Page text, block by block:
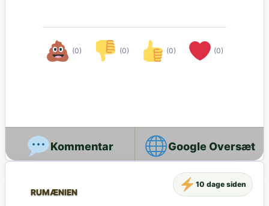
(0) (0) (0) (0)
Google Oversæt
RUMÆNIEN
10 dage siden